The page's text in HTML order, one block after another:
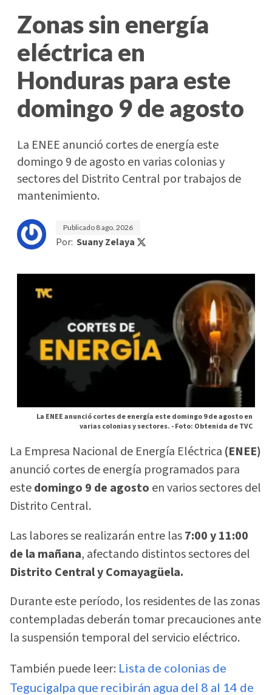
Zonas sin energía
eléctrica en
Honduras para este
domingo 9 de agosto
La ENEE anunció cortes de energía este
domingo 9 de agosto en varias colonias y
sectores del Distrito Central por trabajos de
mantenimiento.
Publicado 8 ago. 2026
Por: Suany Zelaya
La ENEE anunció cortes de energía este domingo 9 de agosto en
varias colonias y sectores. -Foto: Obtenida de TVC
La Empresa Nacional de Energía Eléctrica (ENEE)
anunció cortes de energía programados para
estedomingo 9 de agosto en varios sectores del
Distrito Central.
Las labores se realizarán entre las7:00 y 11:00
de la mañana, afectando distintos sectores del
Distrito Central y Comayagüela.
Durante este período, los residentes de las zonas
contempladas deberán tomar precauciones ante
la suspensión temporal del servicio eléctrico.
También puede leer: Lista de colonias de
Tegucigalpa que recibirán agua del 8 al 14 de